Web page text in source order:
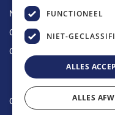
Nieuws
Contact
Offerte aanvragen
Copyright © 2024 Longin
FUNCTIONEEL
NIET-
ALLES
ALLES